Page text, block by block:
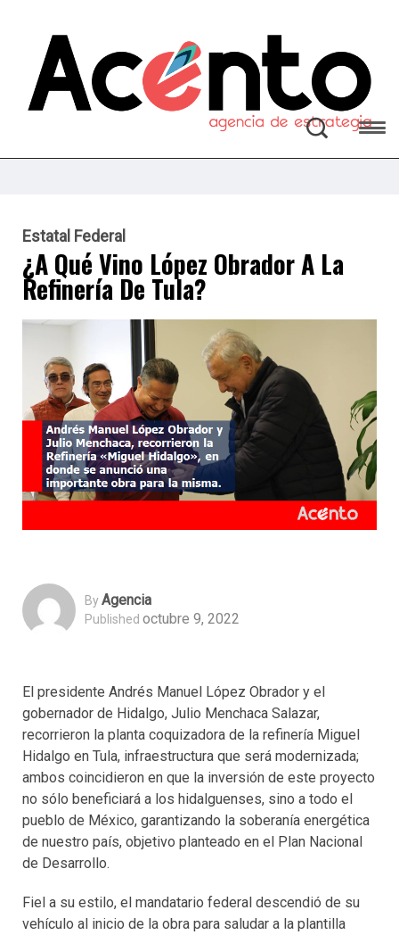
Estatal Federal
¿A Qué Vino López Obrador A La
Refinería De Tula?
ByAgencia
Published octubre 9, 2022
El presidente Andrés Manuel López Obrador y el
gobernador de Hidalgo, Julio Menchaca Salazar,
recorrieron la planta coquizadora de la refinería Miguel
Hidalgo en Tula, infraestructura que será modernizada;
ambos coincidieron en que la inversión de este proyecto
no sólo beneficiará a los hidalguenses, sino a todo el
pueblo de México, garantizando la soberanía energética
de nuestro país, objetivo planteado en el Plan Nacional
de Desarrollo.
Fiel a su estilo, el mandatario federal descendió de su
vehículo al inicio de la obra para saludar a la plantilla